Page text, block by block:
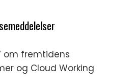
om fremtidens
og Cloud Working